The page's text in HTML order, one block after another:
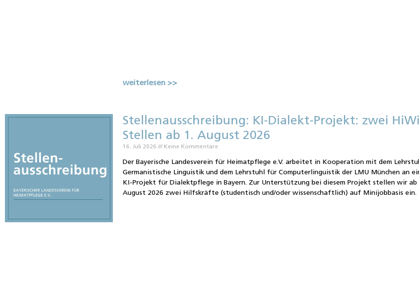
weiterlesen >>
Stellenausschreibung: KI-Dialekt-Projekt: zwei
Stellen ab 1. August 2026
16. Juli 2026 Keine Kommentare
Der Bayerische Landesverein für Heimatpflege e.V. arbeitet in Kooperation mit dem
Germanistische Linguistik und dem Lehrstuhl für Computerlinguistik der LMU München an
KI-Projekt für Dialektpflege in Bayern. Zur Unterstützung bei diesem Projekt stellen wir ab
August 2026 zwei Hilfskräfte (studentisch und/oder wissenschaftlich) auf Minijobbasis ein.